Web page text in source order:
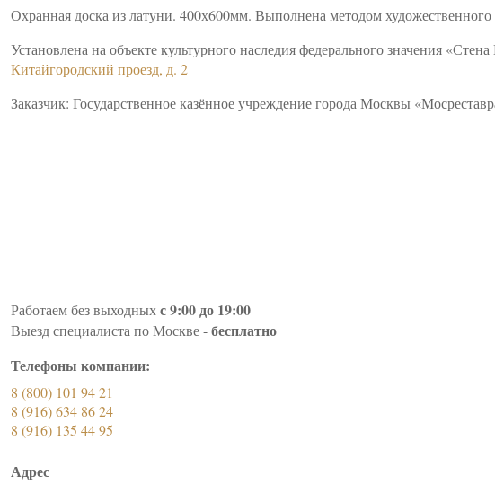
Охранная доска из латуни. 400х600мм. Выполнена методом художественного
Установлена на объекте культурного наследия федерального значения
Китайгородский проезд, д. 2
Заказчик: Государственное казённое учреждение города Москвы
Работаем без выходныхс 9:00 до 19:00
Выезд специалиста по Москве -бесплатно
Телефоны компании:
8 (800) 101 94 21
8 (916) 634 86 24
8 (916) 135 44 95
Адрес